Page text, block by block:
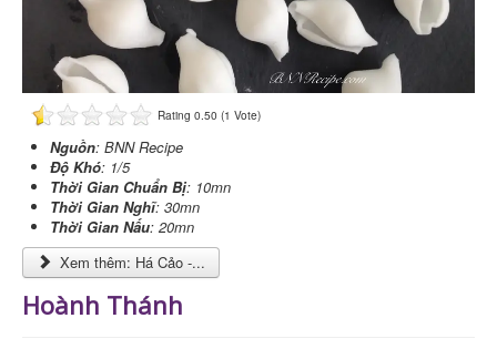
Rating 0.50 (1 Vote)
Nguồn: BNN Recipe
Độ Khó: 1/5
Thời Gian Chuẩn Bị: 10mn
Thời Gian Nghĩ: 30mn
Thời Gian Nấu: 20mn
Xem thêm: Há Cảo -...
Hoành Thánh